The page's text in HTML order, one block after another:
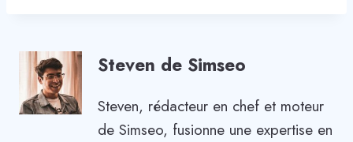
Steven de Simseo
Steven, rédacteur en chef et moteur
de Simseo, fusionne une expertise en